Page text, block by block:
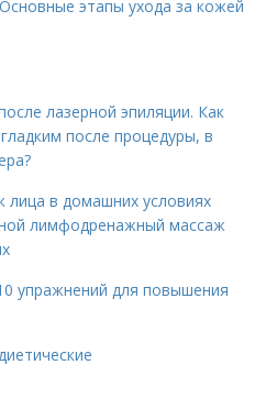
этапы ухода за кожей
лазерной эпиляции. Как
после процедуры, в
в домашних условиях
лимфодренажный массаж
упражнений для повышения